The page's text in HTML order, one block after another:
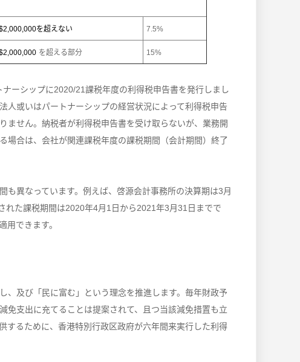
を超えない 7.5%
を超える部分 15%
ーシップに2020/21課税年度の利得税申告書を発行しまし
人或いはパートナーシップの経営状況によって利得税申告
ません。納税者が利得税申告書を受け取らないが、業務開
場合は、会社が関連課税年度の課税期間（会計期間）終了
異なっています。例えば、啓源会計事務所の決算期は3月
た課税期間は2020年4月1日から2021年3月31日までで
用できます。
、及び「民に富む」という理念を推進します。毎年財政予
免支出に充てることは提案されて、且つ当該減免措置も立
するために、香港特別行政区政府が六年間来実行した利得